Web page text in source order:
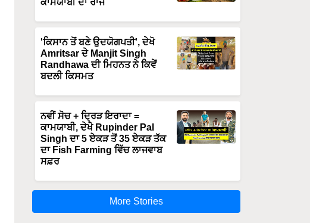
ਕਾਮਯਾਬੀ ਦਾ ਰਾਜ
'ਕਿਸਾਨ ਤੋਂ ਬਣੇ ਉਦਯੋਗਪਤੀ', ਦੇਖੋ
Amritsar ਦੇ Manjit Singh
Randhawa ਦੀ ਮਿਹਨਤ ਨੇ ਕਿਵੇਂ
ਬਦਲੀ ਕਿਸਮਤ
ਨਵੀਂ ਸੋਚ + ਦ੍ਰਿੜ ਇਰਾਦਾ =
ਕਾਮਯਾਬੀ, ਦੇਖੋ Rupinder Pal
Singh ਦਾ 5 ਏਕੜ ਤੋਂ 35 ਏਕੜ ਤੱਕ
ਦਾ Fish Farming ਵਿੱਚ ਲਾਜਵਾਬ
ਸਫ਼ਰ
More Stories